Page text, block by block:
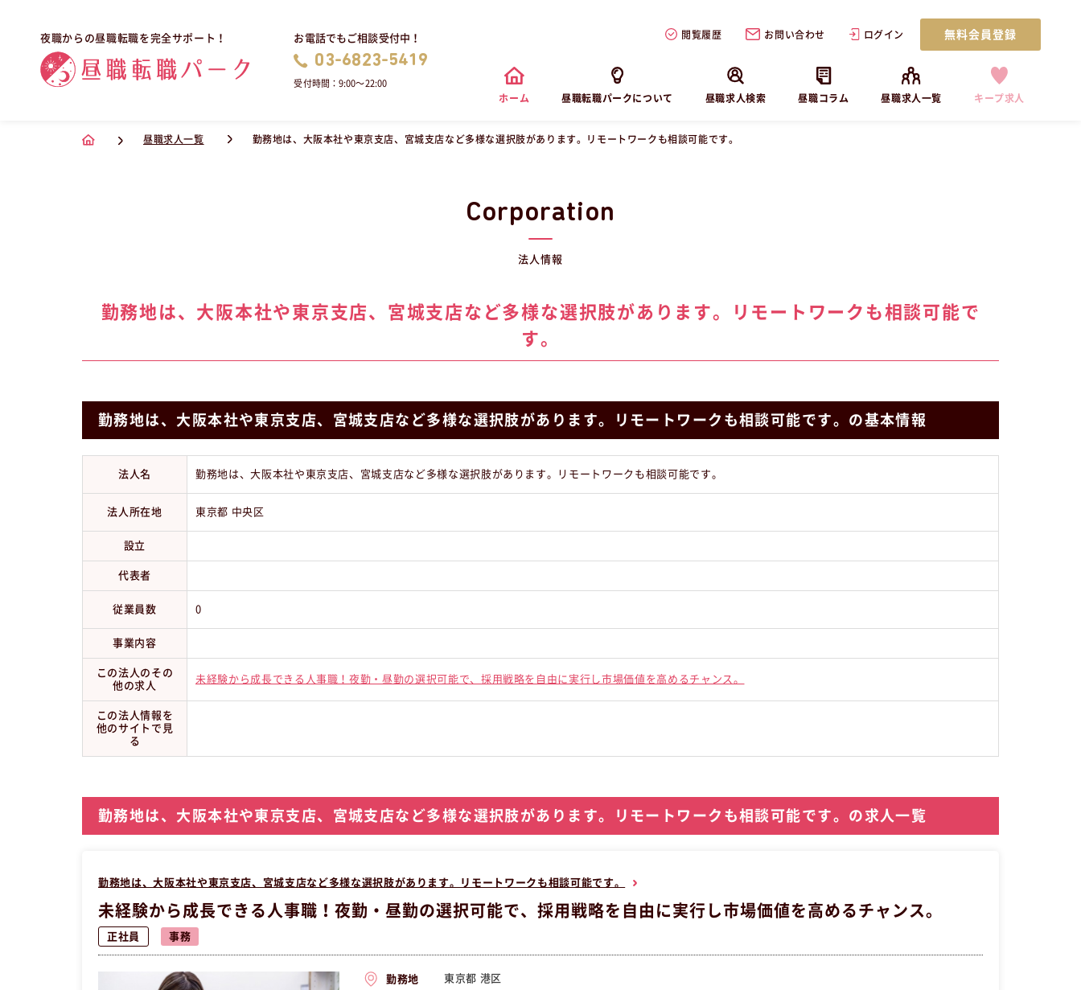
夜職からの昼職転職を完全サポート！ お電話でもご相談受付中！
03-6823-5419
受付時間：9:00〜22:00
閲覧履歴 お問い合わせ ログイン 無料会員登録
ホーム 昼職転職パークについて 昼職求人検索 昼職コラム 昼職求人一覧 キープ求人
昼職求人一覧 勤務地は、大阪本社や東京支店、宮城支店など多様な選択肢があります。リモートワークも相談可能です。
Corporation
法人情報
勤務地は、大阪本社や東京支店、宮城支店など多様な選択肢があります。リモートワークも相談可能で
す。
勤務地は、大阪本社や東京支店、宮城支店など多様な選択肢があります。リモートワークも相談可能です。の基本情報
法人名 勤務地は、大阪本社や東京支店、宮城支店など多様な選択肢があります。リモートワークも相談可能です。
法人所在地 東京都 中央区
設立
代表者
従業員数 0
事業内容
この法人のその
他の求人
未経験から成長できる人事職！夜勤・昼勤の選択可能で、採用戦略を自由に実行し市場価値を高めるチャンス。
この法人情報を
他のサイトで見
る
勤務地は、大阪本社や東京支店、宮城支店など多様な選択肢があります。リモートワークも相談可能です。の求人一覧
勤務地は、大阪本社や東京支店、宮城支店など多様な選択肢があります。リモートワークも相談可能です。
未経験から成長できる人事職！夜勤・昼勤の選択可能で、採用戦略を自由に実行し市場価値を高めるチャンス。
正社員 事務
勤務地 東京都 港区